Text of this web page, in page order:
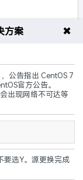
方案 ✖
公告指出 CentOS 7
官方公告。
出现网络不可达等
要选Y。源更换完成